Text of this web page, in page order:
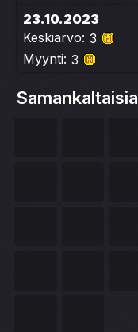
23.10.2023
Keskiarvo: 3
Myynti: 3
Samankaltaisia